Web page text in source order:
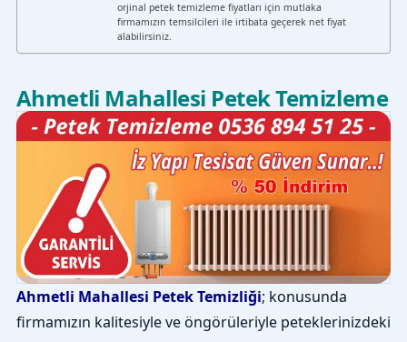
orjinal petek temizleme fiyatları için mutlaka
firmamızın temsilcileri ile irtibata geçerek net fiyat
alabilirsiniz.
Ahmetli Mahallesi Petek Temizleme
Ahmetli Mahallesi Petek Temizliği; konusunda
firmamızın kalitesiyle ve öngörüleriyle peteklerinizdeki